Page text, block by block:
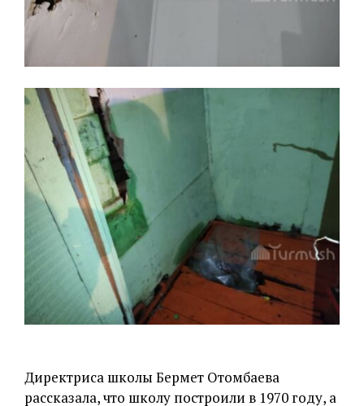
Директриса школы Бермет Отомбаева
рассказала, что школу построили в 1970 году, а